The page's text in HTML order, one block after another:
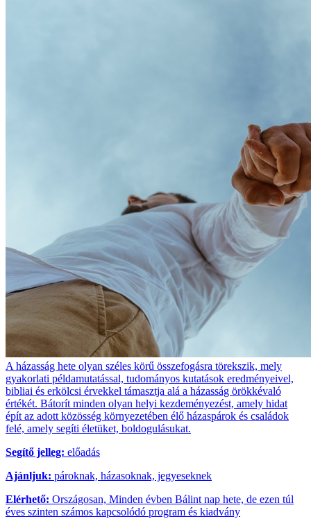
A házasság hete olyan széles körű összefogásra törekszik, mely
gyakorlati példamutatással, tudományos kutatások eredményeivel,
bibliai és erkölcsi érvekkel támasztja alá a házasság örökkévaló
értékét. Bátorít minden olyan helyi kezdeményezést, amely hidat
épít az adott közösség környezetében élő házaspárok és családok
felé, amely segíti életüket, boldogulásukat.
Segítő jelleg: előadás
Ajánljuk: pároknak, házasoknak, jegyeseknek
Elérhető: Országosan, Minden évben Bálint nap hete, de ezen túl
éves szinten számos kapcsolódó program és kiadvány